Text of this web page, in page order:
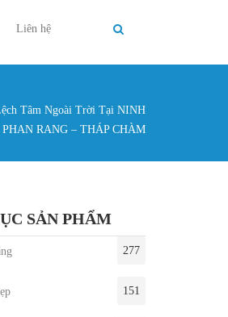
Liên hệ
Tâm Ngoài Trời Tại NINH
RANG – THÁP CHÀM
SẢN PHẨM
277
151